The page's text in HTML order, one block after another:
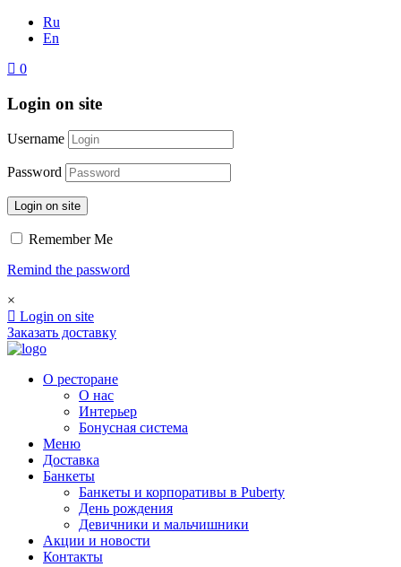
Ru
En
0
Login on site
Username
Password
Login on site
Remember Me
Remind the password
×
Login on site
Заказать доставку
О ресторане
О нас
Интерьер
Бонусная система
Меню
Доставка
Банкеты
Банкеты и корпоративы в Puberty
День рождения
Девичники и мальчишники
Акции и новости
Контакты